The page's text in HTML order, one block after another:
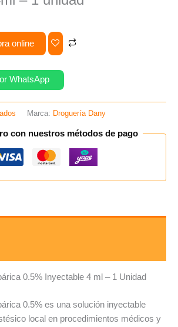
online
WhatsApp
Marca: Droguería Dany
con nuestros métodos de pago
0.5% Inyectable 4 ml – 1 Unidad
0.5% es una solución inyectable
local en procedimientos médicos y